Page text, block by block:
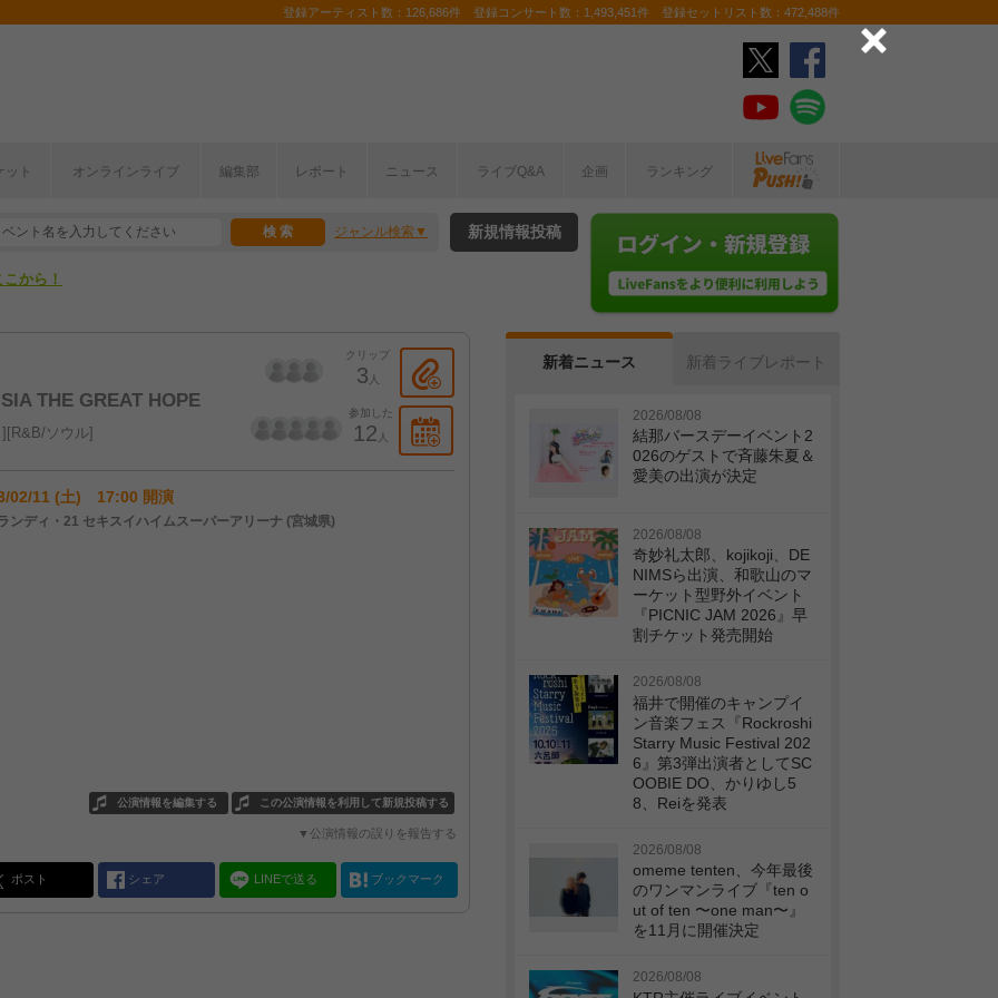
登録アーティスト数：126,686件 登録コンサート数：1,493,451件 登録セットリスト数：472,488件
ット オンラインライブ 編集部 レポート ニュース ライブQ&A 企画 ランキング
ジャンル検索
半期編発表！
から！
新規情報投稿
THE GREAT HOPE
クリップ
3 人
参加した
12 人
R&B/ソウル
02/11 (土) 17:00 開演
ンディ・21 セキスイハイムスーパーアリーナ (宮城県)
この公演情報を利用して新規投稿する
公演情報を編集する
▼公演情報の誤りを報告する
ポスト シェア LINEで送る ブックマーク
新着ニュース 新着ライブレポート
2026/08/08
結那バースデーイベント2
026のゲストで斉藤朱夏＆
愛美の出演が決定
2026/08/08
奇妙礼太郎、kojikoji、DE
NIMSら出演、和歌山のマ
ーケット型野外イベント
『PICNIC JAM 2026』早
割チケット発売開始
2026/08/08
福井で開催のキャンプイ
ン音楽フェス『Rockroshi
Starry Music Festival 202
6』第3弾出演者としてSC
OOBIE DO、かりゆし5
8、Reiを発表
2026/08/08
omeme tenten、今年最後
のワンマンライブ『ten o
ut of ten 〜one man〜』
を11月に開催決定
2026/08/08